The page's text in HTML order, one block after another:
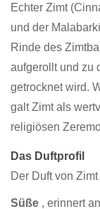
Echter Zimt
und der
Rinde des
aufgerollt und zu
getrocknet wird.
galt Zimt als
religiösen
Das Duftprofil
Der Duft von
Süße , erinnert